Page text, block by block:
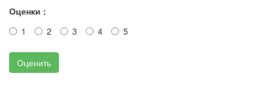
Оценки :
1
2 3 4 5
Оценить